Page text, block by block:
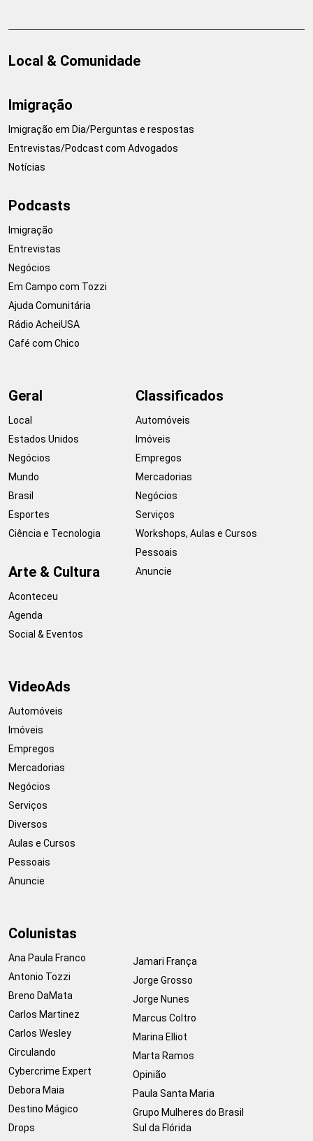
Local & Comunidade
Imigração
Imigração em Dia/Perguntas e respostas
Entrevistas/Podcast com Advogados
Notícias
Podcasts
Imigração
Entrevistas
Negócios
Em Campo com Tozzi
Ajuda Comunitária
Rádio AcheiUSA
Café com Chico
Geral
Local
Estados Unidos
Negócios
Mundo
Brasil
Esportes
Ciência e Tecnologia
Arte & Cultura
Aconteceu
Agenda
Social & Eventos
Classificados
Automóveis
Imóveis
Empregos
Mercadorias
Negócios
Serviços
Workshops, Aulas e Cursos
Pessoais
Anuncie
VideoAds
Automóveis
Imóveis
Empregos
Mercadorias
Negócios
Serviços
Diversos
Aulas e Cursos
Pessoais
Anuncie
Colunistas
Ana Paula Franco
Antonio Tozzi
Breno DaMata
Carlos Martinez
Carlos Wesley
Circulando
Cybercrime Expert
Debora Maia
Destino Mágico
Drops
Jamari França
Jorge Grosso
Jorge Nunes
Marcus Coltro
Marina Elliot
Marta Ramos
Opinião
Paula Santa Maria
Grupo Mulheres do Brasil
Sul da Flórida